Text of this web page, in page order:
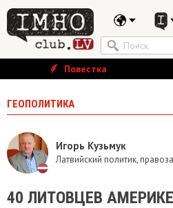
Повестка
ГЕОПОЛИТИКА
Игорь Кузьмук
Латвийский политик,
40 ЛИТОВЦЕВ